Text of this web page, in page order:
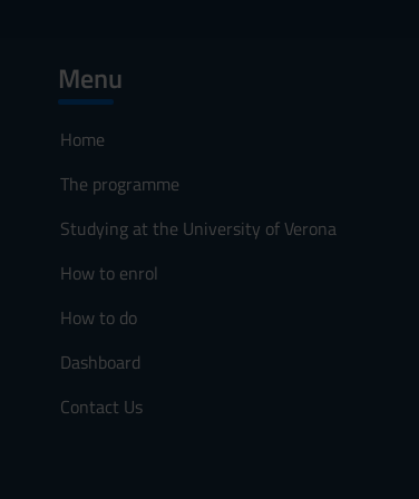
Menu
Home
The programme
Studying at the University of Verona
How to enrol
How to do
Dashboard
Contact Us